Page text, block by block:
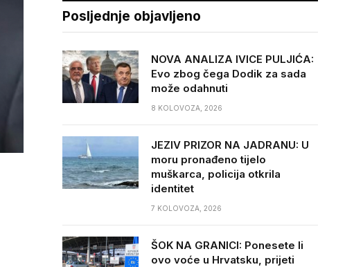
Posljednje objavljeno
NOVA ANALIZA IVICE PULJIĆA:
Evo zbog čega Dodik za sada
može odahnuti
8 KOLOVOZA, 2026
JEZIV PRIZOR NA JADRANU: U
moru pronađeno tijelo
muškarca, policija otkrila
identitet
7 KOLOVOZA, 2026
ŠOK NA GRANICI: Ponesete li
ovo voće u Hrvatsku, prijeti